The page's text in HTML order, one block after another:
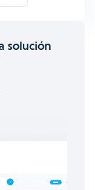
solución